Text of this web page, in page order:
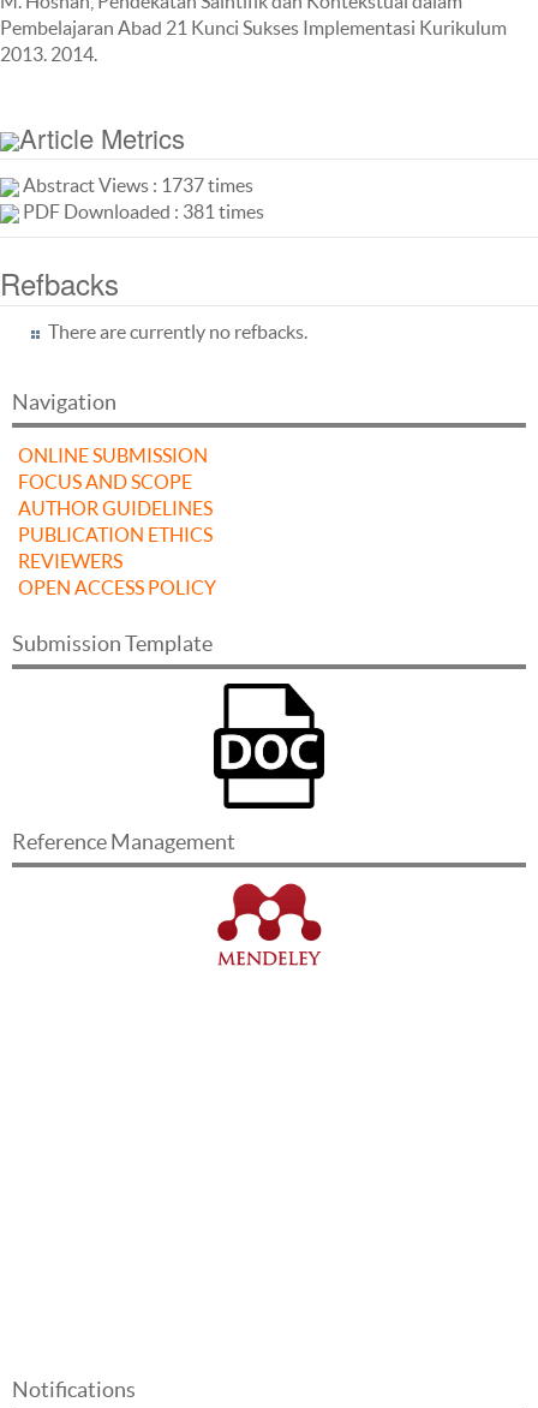
Pembelajaran Abad 21 Kunci Sukses Implementasi Kurikulum
2013. 2014.
Article Metrics
Abstract Views : 1737 times
PDF Downloaded : 381 times
Refbacks
There are currently no refbacks.
Navigation
ONLINE SUBMISSION
FOCUS AND SCOPE
AUTHOR GUIDELINES
PUBLICATION ETHICS
REVIEWERS
OPEN ACCESS POLICY
Submission Template
Reference Management
Notifications